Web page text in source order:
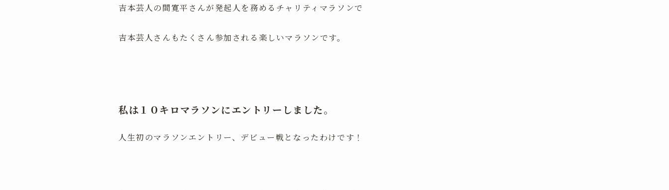
吉本芸人の間寛平さんが発起人を務めるチャリティマラソンで
吉本芸人さんもたくさん参加される楽しいマラソンです。
私は１０キロマラソンにエントリーしました。
人生初のマラソンエントリー、デビュー戦となったわけです！